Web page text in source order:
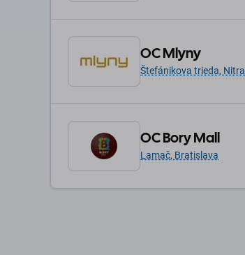
OC Mlyny
Štefánikova trieda, Nitra
OC Bory Mall
Lamač, Bratislava